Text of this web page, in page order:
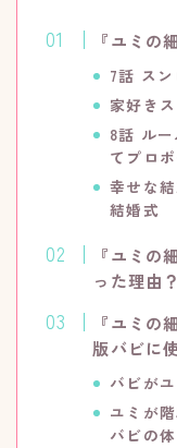
『ユミの
7話 ス
家好き
8話 ル
てプロ
幸せな
結婚式
『ユミの
った理由？
『ユミの
版バビに
バビが
ユミが
バビの